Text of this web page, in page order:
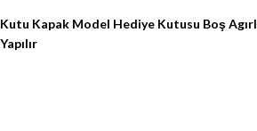
Kutu Kapak Model Hediye Kutusu Boş
Yapılır